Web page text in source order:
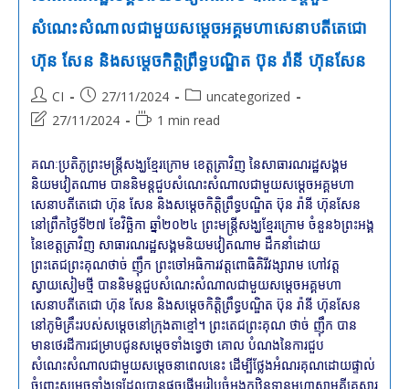
សំណេះសំណាលជាមួយសម្តេចអគ្គមហាសេនាបតីតេជោ
ហ៊ុន សែន និងសម្តេចកិត្តិព្រឹទ្ធបណ្ឌិត ប៊ុន រ៉ានី ហ៊ុនសែន
Post
author:
CI
Post
published:
27/11/2024
Post
category:
uncategorized
Post
modified:
27/11/2024
Reading1 min read
គណៈប្រតិភូព្រះមន្រ្តីសង្ឃខ្មែរក្រោម ខេត្តត្រាវិញ នៃសាធារណរដ្ឋសង្គម
និយមវៀតណាម បាននិមន្តជួបសំណេះសំណាលជាមួយសម្តេចអគ្គមហា
សេនាបតីតេជោ ហ៊ុន សែន និងសម្តេចកិត្តិព្រឹទ្ធបណ្ឌិត ប៊ុន រ៉ានី ហ៊ុនសែន
នៅព្រឹកថ្ងៃទី២៧ ខែវិច្ឆិកា ឆ្នាំ២០២៤ ព្រះមន្ត្រីសង្ឃខ្មែរក្រោម ចំនួន៦ព្រះអង្គ
នៃខេត្តត្រាវិញ សាធារណរដ្ឋសង្គមនិយមវៀតណាម ដឹកនាំដោយ
ព្រះតេជព្រះគុណថាច់ ញ៉ឹក ព្រះចៅអធិការវត្តពោធិគិរីវង្សារាម ហៅវត្ត
ស្វាយសៀមថ្មី បាននិមន្តជួបសំណេះសំណាលជាមួយសម្តេចអគ្គមហា
សេនាបតីតេជោ ហ៊ុន សែន និងសម្តេចកិត្តិព្រឹទ្ធបណ្ឌិត ប៊ុន រ៉ានី ហ៊ុនសែន
នៅភូមិគ្រឹះរបស់សម្ដេចនៅក្រុងតាខ្មៅ។ ព្រះតេជព្រះគុណ ថាច់ ញ៉ឹក បាន
មានថេរដីការជម្រាបជូនសម្ដេចទាំងទ្វេថា គោល បំណងនៃការជួប
សំណេះសំណាលជាមួយសម្ដេចនាពេលនេះ ដើម្បីថ្លែងអំណរគុណដោយផ្ទាល់
ចំពោះសម្តេចទាំងទ្វេដែលបានផ្ដួចផ្ដើមរៀបចំអង្គកឋិនទានមហាសាមគ្គីគ្រួសារ